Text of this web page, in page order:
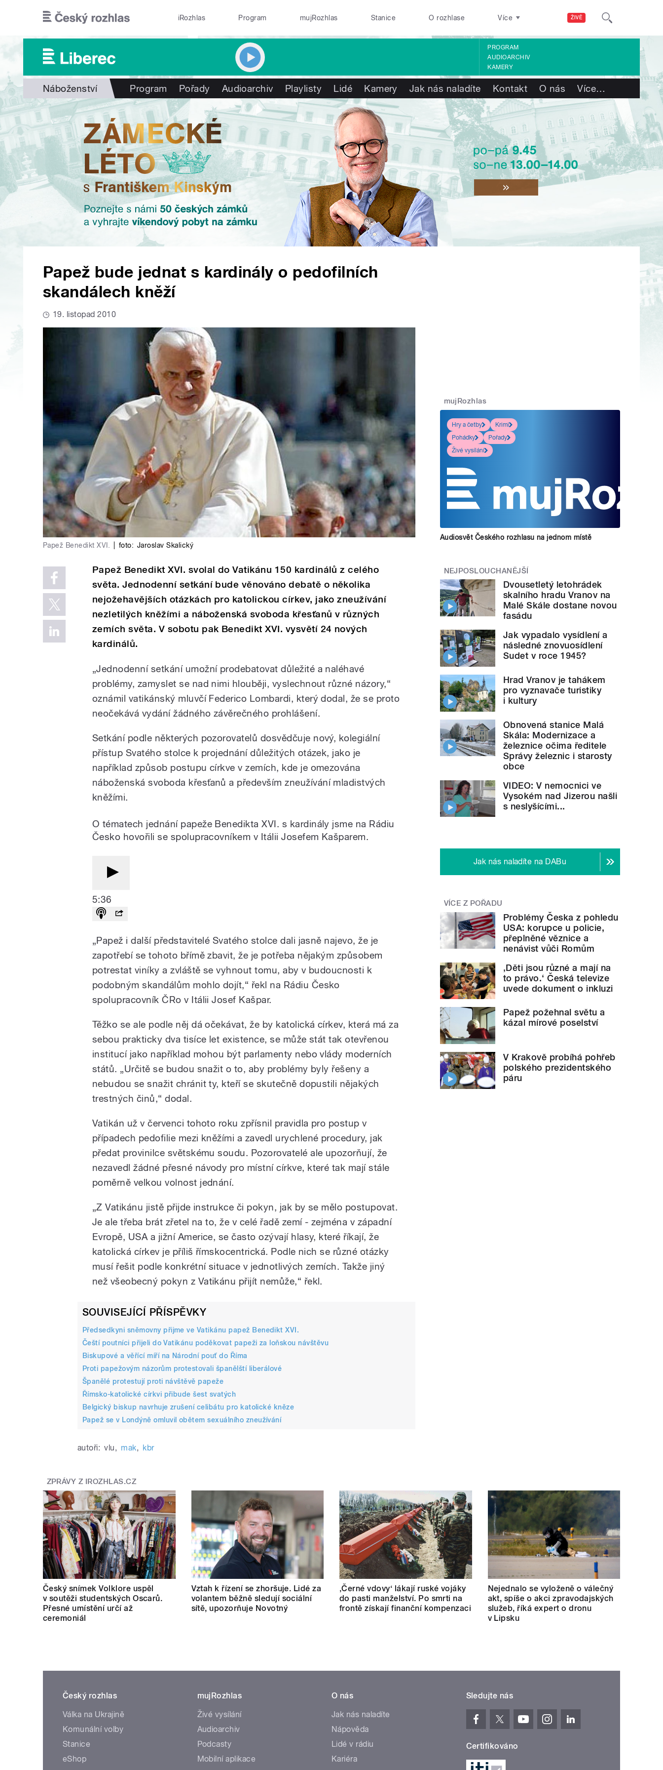
ŽIVĚ
iRozhlas Program mujRozhlas Stanice O rozhlase Více
PROGRAM
AUDIOARCHIV
KAMERY
Náboženství Program Pořady Audioarchiv Playlisty Lidé Kamery Jak nás naladíte Kontakt O nás Více…
Papež bude jednat s kardinály o pedofilních
skandálech kněží
19. listopad 2010
Papež Benedikt XVI. foto: Jaroslav Skalický
Papež Benedikt XVI. svolal do Vatikánu 150 kardinálů z celého
světa. Jednodenní setkání bude věnováno debatě o několika
nejožehavějších otázkách pro katolickou církev, jako zneužívání
nezletilých kněžími a náboženská svoboda křesťanů v různých
zemích světa. V sobotu pak Benedikt XVI. vysvětí 24 nových
kardinálů.
„Jednodenní setkání umožní prodebatovat důležité a naléhavé
problémy, zamyslet se nad nimi hlouběji, vyslechnout různé názory,“
oznámil vatikánský mluvčí Federico Lombardi, který dodal, že se proto
neočekává vydání žádného závěrečného prohlášení.
Setkání podle některých pozorovatelů dosvědčuje nový, kolegiální
přístup Svatého stolce k projednání důležitých otázek, jako je
například způsob postupu církve v zemích, kde je omezována
náboženská svoboda křesťanů a především zneužívání mladistvých
kněžími.
O tématech jednání papeže Benedikta XVI. s kardinály jsme na Rádiu
Česko hovořili se spolupracovníkem v Itálii Josefem Kašparem.
5:36
„Papež i další představitelé Svatého stolce dali jasně najevo, že je
zapotřebí se tohoto břímě zbavit, že je potřeba nějakým způsobem
potrestat viníky a zvláště se vyhnout tomu, aby v budoucnosti k
podobným skandálům mohlo dojít,“ řekl na Rádiu Česko
spolupracovník ČRo v Itálii Josef Kašpar.
Těžko se ale podle něj dá očekávat, že by katolická církev, která má za
sebou prakticky dva tisíce let existence, se může stát tak otevřenou
institucí jako například mohou být parlamenty nebo vlády moderních
států. „Určitě se budou snažit o to, aby problémy byly řešeny a
nebudou se snažit chránit ty, kteří se skutečně dopustili nějakých
trestných činů,“ dodal.
Vatikán už v červenci tohoto roku zpřísnil pravidla pro postup v
případech pedofilie mezi kněžími a zavedl urychlené procedury, jak
předat provinilce světskému soudu. Pozorovatelé ale upozorňují, že
nezavedl žádné přesné návody pro místní církve, které tak mají stále
poměrně velkou volnost jednání.
„Z Vatikánu jistě přijde instrukce či pokyn, jak by se mělo postupovat.
Je ale třeba brát zřetel na to, že v celé řadě zemí - zejména v západní
Evropě, USA a jižní Americe, se často ozývají hlasy, které říkají, že
katolická církev je příliš římskocentrická. Podle nich se různé otázky
musí řešit podle konkrétní situace v jednotlivých zemích. Takže jiný
než všeobecný pokyn z Vatikánu přijít nemůže,“ řekl.
SOUVISEJÍCÍ PŘÍSPĚVKY
Předsedkyni sněmovny přijme ve Vatikánu papež Benedikt XVI.
Čeští poutníci přijeli do Vatikánu poděkovat papeži za loňskou návštěvu
Biskupové a věřící míří na Národní pouť do Říma
Proti papežovým názorům protestovali španělští liberálové
Španělé protestují proti návštěvě papeže
Římsko-katolické církvi přibude šest svatých
Belgický biskup navrhuje zrušení celibátu pro katolické kněze
Papež se v Londýně omluvil obětem sexuálního zneužívání
autoři: vlu, mak, kbr
mujRozhlas
Hry a četby
Krimi
Pohádky
Pořady
Živé vysílání
Audiosvět Českého rozhlasu na jednom místě
NEJPOSLOUCHANĚJŠÍ
Dvousetletý letohrádek
skalního hradu Vranov na
Malé Skále dostane novou
fasádu
Jak vypadalo vysídlení a
následné znovuosídlení
Sudet v roce 1945?
Hrad Vranov je tahákem
pro vyznavače turistiky
i kultury
Obnovená stanice Malá
Skála: Modernizace a
železnice očima ředitele
Správy železnic i starosty
obce
VIDEO: V nemocnici ve
Vysokém nad Jizerou našli
s neslyšícími...
Jak nás naladíte na DABu
VÍCE Z POŘADU
Problémy Česka z pohledu
USA: korupce u policie,
přeplněné věznice a
nenávist vůči Romům
‚Děti jsou různé a mají na
to právo.‘ Česká televize
uvede dokument o inkluzi
Papež požehnal světu a
kázal mírové poselství
V Krakově probíhá pohřeb
polského prezidentského
páru
ZPRÁVY Z IROZHLAS.CZ
Český snímek Volklore uspěl
v soutěži studentských Oscarů.
Přesné umístění určí až
ceremoniál
Vztah k řízení se zhoršuje. Lidé za
volantem běžně sledují sociální
sítě, upozorňuje Novotný
‚Černé vdovy‘ lákají ruské vojáky
do pasti manželství. Po smrti na
frontě získají finanční kompenzaci
Nejednalo se vyloženě o válečný
akt, spíše o akci zpravodajských
služeb, říká expert o dronu
v Lipsku
Český rozhlas
Válka na Ukrajině
Komunální volby
Stanice
eShop
mujRozhlas
Živé vysílání
Audioarchiv
Podcasty
Mobilní aplikace
O nás
Jak nás naladíte
Nápověda
Lidé v rádiu
Kariéra
Sledujte nás
Certifikováno